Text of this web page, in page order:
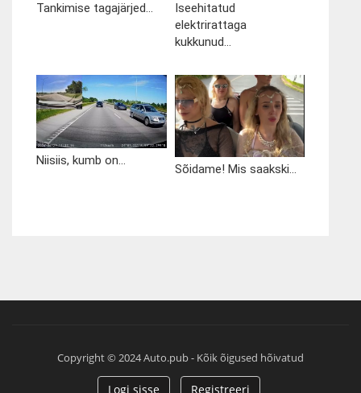
Tankimise tagajärjed...
Iseehitatud
elektrirattaga
kukkunud...
Niisiis, kumb on...
Sõidame! Mis saakski...
Copyright © 2024 Auto.pub - Kõik õigused hõivatud
Logi sisse Registreeri